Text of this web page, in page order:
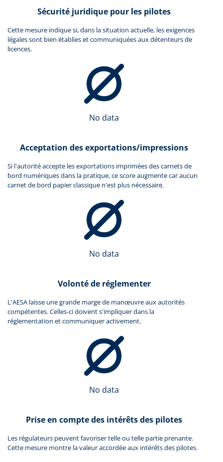
Sécurité juridique pour les pilotes
Cette mesure indique si, dans la situation actuelle, les exigences
légales sont bien établies et communiquées aux détenteurs de
licences.
No data
Acceptation des exportations/impressions
Si l'autorité accepte les exportations imprimées des carnets de
bord numériques dans la pratique, ce score augmente car aucun
carnet de bord papier classique n'est plus nécessaire.
No data
Volonté de réglementer
L'AESA laisse une grande marge de manœuvre aux autorités
compétentes. Celles-ci doivent s'impliquer dans la
réglementation et communiquer activement.
No data
Prise en compte des intérêts des pilotes
Les régulateurs peuvent favoriser telle ou telle partie prenante.
Cette mesure montre la valeur accordée aux intérêts des pilotes.